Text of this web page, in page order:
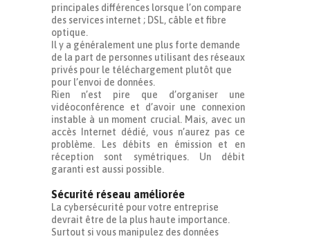
principales différences lorsque l’on compare
des services internet ; DSL, câble et fibre
optique.
Il y a généralement une plus forte demande
de la part de personnes utilisant des réseaux
privés pour le téléchargement plutôt que
pour l’envoi de données.
Rien n’est pire que d’organiser une
vidéoconférence et d’avoir une connexion
instable à un moment crucial. Mais, avec un
accès Internet dédié, vous n’aurez pas ce
problème. Les débits en émission et en
réception sont symétriques. Un débit
garanti est aussi possible.
Sécurité réseau améliorée
La cybersécurité pour votre entreprise
devrait être de la plus haute importance.
Surtout si vous manipulez des données